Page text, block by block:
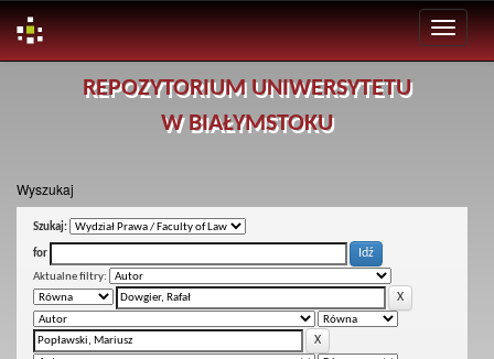
REPOZYTORIUM UNIWERSYTETU
W BIAŁYMSTOKU
Wyszukaj
Szukaj:
for
Aktualne filtry: